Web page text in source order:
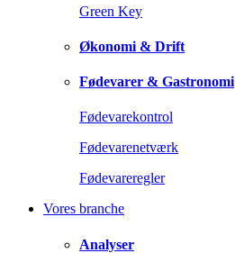
Green Key
Økonomi & Drift
Fødevarer & Gastronomi
Fødevarekontrol
Fødevarenetværk
Fødevareregler
Vores branche
Analyser